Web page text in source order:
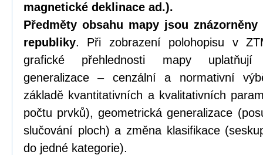
magnetické deklinace ad.).
Předměty obsahu mapy jsou
republiky. Při zobrazení polohopisu v
grafické přehlednosti mapy uplatňují
generalizace – cenzální a normativní
základě kvantitativních a kvalitativních
počtu prvků), geometrická generalizace
slučování ploch) a změna klasifikace
do jedné kategorie).